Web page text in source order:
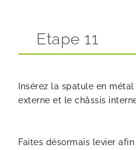
Etape 11
Insérez la spatule en
externe et le châssis
Faites désormais levier